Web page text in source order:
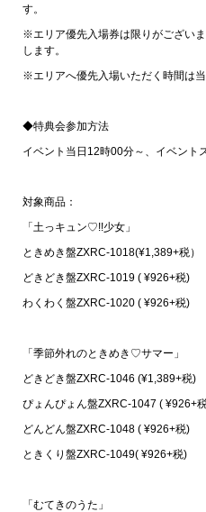
す。
※エリア優先入場券は限りがござい
します。
※エリアへ優先入場いただく時間は
◆特典会参加方法
イベント当日12時00分～、イベント
対象商品：
「土っキュン♡!!少女」
ときめき盤ZXRC-1018(¥1,389+税）
どきどき盤ZXRC-1019 ( ¥926+税)
わくわく盤ZXRC-1020 ( ¥926+税)
「季節外れのときめき♡サマー」
どきどき盤ZXRC-1046 (¥1,389+税)
ぴょんぴょん盤ZXRC-1047 ( ¥926+
どんどん盤ZXRC-1048 ( ¥926+税)
ときくり盤ZXRC-1049( ¥926+税)
「むてきのうた」